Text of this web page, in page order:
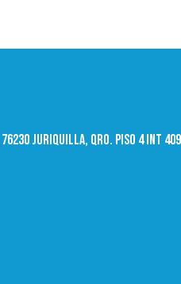
76230 Juriquilla, Qro. Piso 4 int